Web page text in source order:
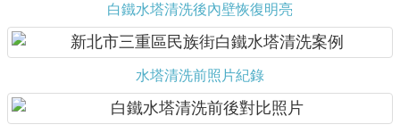
白鐵水塔清洗後內壁恢復明亮
水塔清洗前照片紀錄